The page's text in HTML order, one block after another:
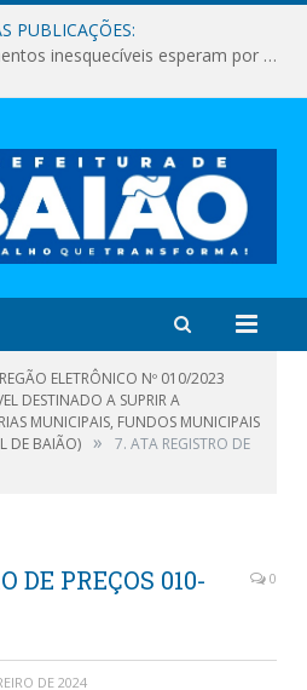
PUBLICAÇÕES:
inesquecíveis esperam por você!
ELETRÔNICO Nº 010/2023
DESTINADO A SUPRIR A
MUNICIPAIS, FUNDOS MUNICIPAIS
DE BAIÃO) »
7. ATA REGISTRO DE
DE PREÇOS 010-
0
DE 2024